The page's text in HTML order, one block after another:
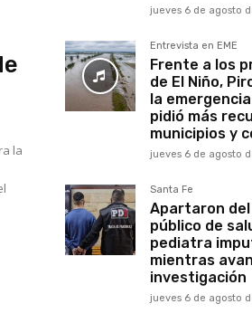
la
jueves 6 de agosto
Entrevista en EME
Frente a los
de El Niño,
la
pidió más
municipios y
jueves 6 de agosto
Santa Fe
Apartaron
público de
pediatra
mientras
investigación
jueves 6 de agosto